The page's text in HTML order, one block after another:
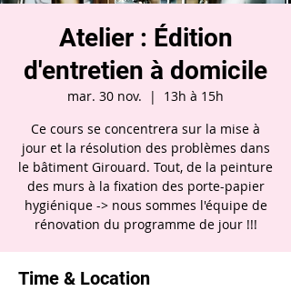
Atelier : Édition
d'entretien à domicile
mar. 30 nov.
  |
13h à 15h
Ce cours se concentrera sur la mise à
jour et la résolution des problèmes dans
le bâtiment Girouard. Tout, de la peinture
des murs à la fixation des porte-papier
hygiénique -> nous sommes l'équipe de
rénovation du programme de jour !!!
Time & Location